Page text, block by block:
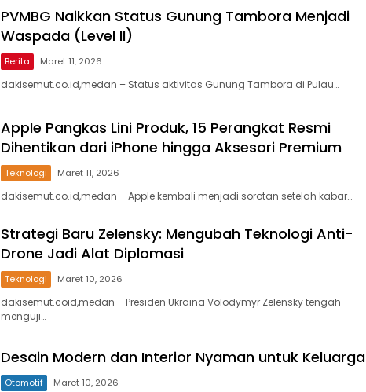
PVMBG Naikkan Status Gunung Tambora Menjadi
Waspada (Level II)
Berita Maret 11, 2026
dakisemut.co.id,medan – Status aktivitas Gunung Tambora di Pulau…
Apple Pangkas Lini Produk, 15 Perangkat Resmi
Dihentikan dari iPhone hingga Aksesori Premium
Teknologi Maret 11, 2026
dakisemut.co.id,medan – Apple kembali menjadi sorotan setelah kabar…
Strategi Baru Zelensky: Mengubah Teknologi Anti-
Drone Jadi Alat Diplomasi
Teknologi Maret 10, 2026
dakisemut.coid,medan – Presiden Ukraina Volodymyr Zelensky tengah
menguji…
Desain Modern dan Interior Nyaman untuk Keluarga
Otomotif Maret 10, 2026